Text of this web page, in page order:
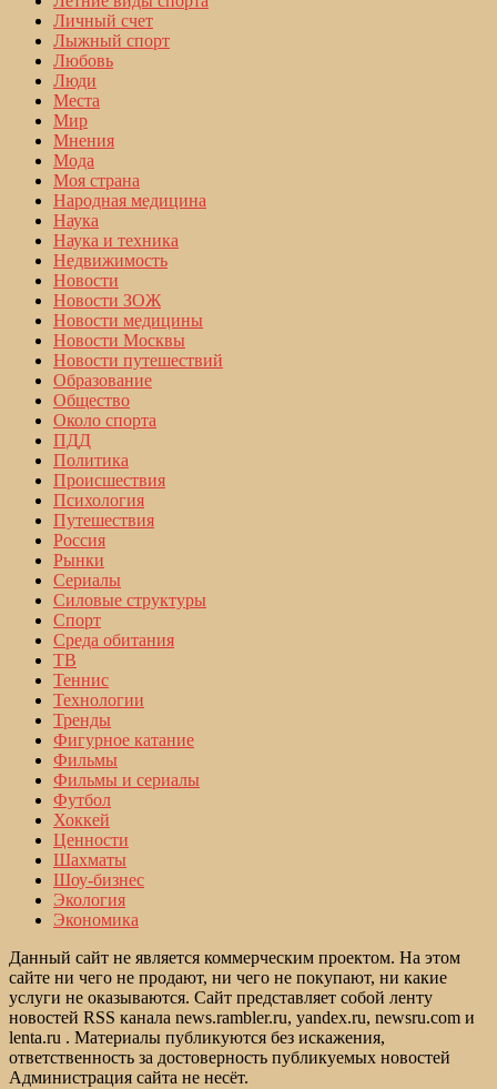
Личный счет
Лыжный спорт
Любовь
Люди
Места
Мир
Мнения
Мода
Моя страна
Народная медицина
Наука
Наука и техника
Недвижимость
Новости
Новости ЗОЖ
Новости медицины
Новости Москвы
Новости путешествий
Образование
Общество
Около спорта
ПДД
Политика
Происшествия
Психология
Путешествия
Россия
Рынки
Сериалы
Силовые структуры
Спорт
Среда обитания
ТВ
Теннис
Технологии
Тренды
Фигурное катание
Фильмы
Фильмы и сериалы
Футбол
Хоккей
Ценности
Шахматы
Шоу-бизнес
Экология
Экономика
Данный сайт не является коммерческим проектом. На этом
сайте ни чего не продают, ни чего не покупают, ни какие
услуги не оказываются. Сайт представляет собой ленту
новостей RSS канала news.rambler.ru, yandex.ru, newsru.com и
lenta.ru . Материалы публикуются без искажения,
ответственность за достоверность публикуемых новостей
Администрация сайта не несёт.